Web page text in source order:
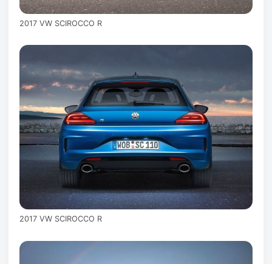
2017 VW SCIROCCO R
2017 VW SCIROCCO R